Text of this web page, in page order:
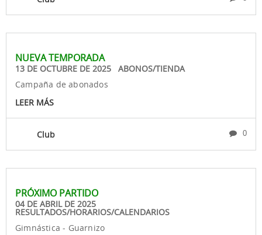
NUEVA TEMPORADA
13 DE OCTUBRE DE 2025 ABONOS/TIENDA
Campaña de abonados
LEER MÁS
Club 0
PRÓXIMO PARTIDO
04 DE ABRIL DE 2025
RESULTADOS/HORARIOS/CALENDARIOS
Gimnástica - Guarnizo